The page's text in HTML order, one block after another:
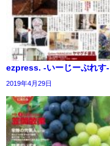
ezpress. -いーじーぷれす-
2019年4月29日